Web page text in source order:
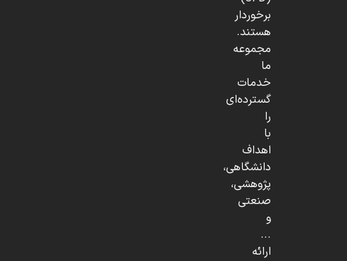
برخوردار
هستند.
مجموعه
ما
خدمات
گسترده‌ای
را
با
اهداف
دانشگاهی،
پژوهشی،
صنعتی
و
...
ارائه